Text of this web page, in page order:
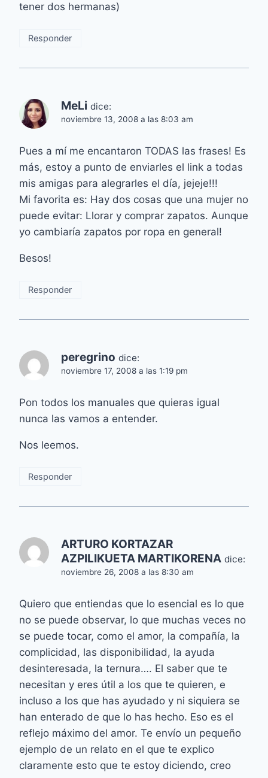
tener dos hermanas)
Responder
MeLi dice:
noviembre 13, 2008 a las 8:03 am
Pues a mí me encantaron TODAS las frases! Es
más, estoy a punto de enviarles el link a todas
mis amigas para alegrarles el día, jejeje!!!
Mi favorita es: Hay dos cosas que una mujer no
puede evitar: Llorar y comprar zapatos. Aunque
yo cambiaría zapatos por ropa en general!
Besos!
Responder
peregrino dice:
noviembre 17, 2008 a las 1:19 pm
Pon todos los manuales que quieras igual
nunca las vamos a entender.
Nos leemos.
Responder
ARTURO KORTAZAR
AZPILIKUETA MARTIKORENA dice:
noviembre 26, 2008 a las 8:30 am
Quiero que entiendas que lo esencial es lo que
no se puede observar, lo que muchas veces no
se puede tocar, como el amor, la compañía, la
complicidad, las disponibilidad, la ayuda
desinteresada, la ternura…. El saber que te
necesitan y eres útil a los que te quieren, e
incluso a los que has ayudado y ni siquiera se
han enterado de que lo has hecho. Eso es el
reflejo máximo del amor. Te envío un pequeño
ejemplo de un relato en el que te explico
claramente esto que te estoy diciendo, creo